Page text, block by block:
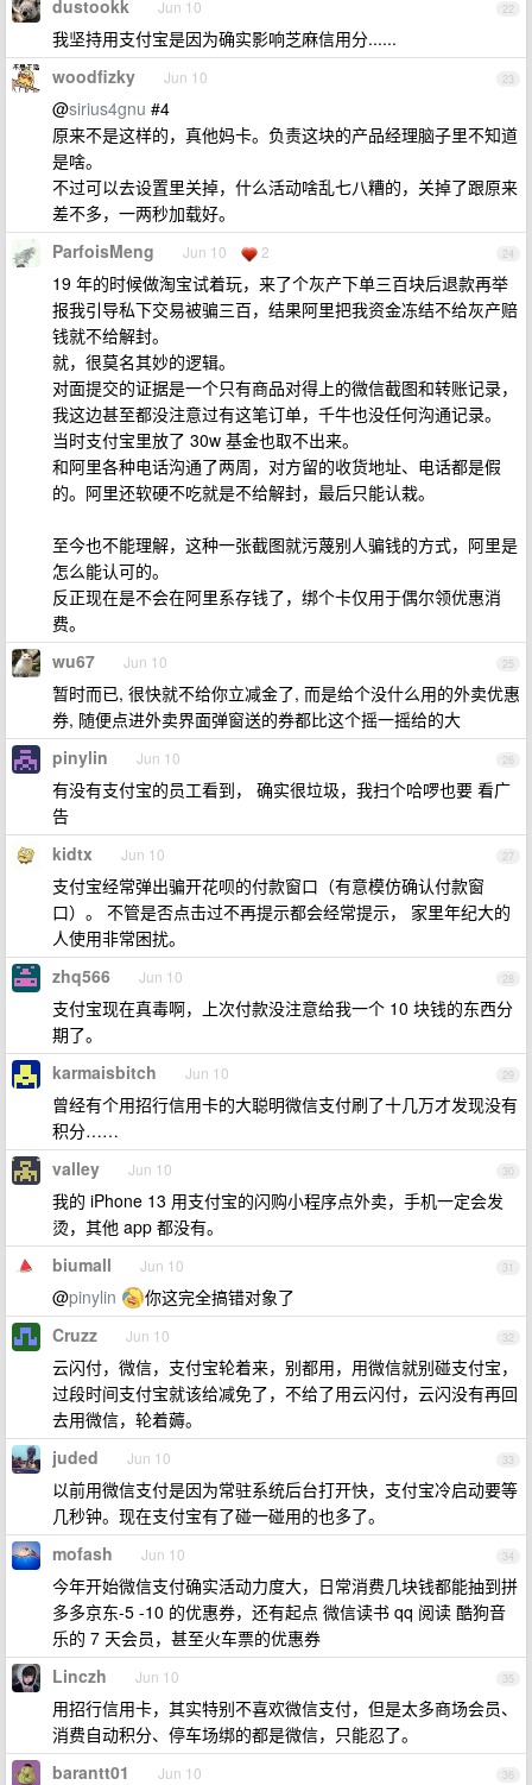
22
dustookk Jun 10
我坚持用支付宝是因为确实影响芝麻信用分......
23
woodfizky Jun 10
@sirius4gnu #4
原来不是这样的，真他妈卡。负责这块的产品经理脑子里不知道
是啥。
不过可以去设置里关掉，什么活动啥乱七八糟的，关掉了跟原来
差不多，一两秒加载好。
24
ParfoisMeng Jun 10 2
19 年的时候做淘宝试着玩，来了个灰产下单三百块后退款再举
报我引导私下交易被骗三百，结果阿里把我资金冻结不给灰产赔
钱就不给解封。
就，很莫名其妙的逻辑。
对面提交的证据是一个只有商品对得上的微信截图和转账记录，
我这边甚至都没注意过有这笔订单，千牛也没任何沟通记录。
当时支付宝里放了 30w 基金也取不出来。
和阿里各种电话沟通了两周，对方留的收货地址、电话都是假
的。阿里还软硬不吃就是不给解封，最后只能认栽。
至今也不能理解，这种一张截图就污蔑别人骗钱的方式，阿里是
怎么能认可的。
反正现在是不会在阿里系存钱了，绑个卡仅用于偶尔领优惠消
费。
25
wu67 Jun 10
暂时而已, 很快就不给你立减金了, 而是给个没什么用的外卖优惠
券, 随便点进外卖界面弹窗送的券都比这个摇一摇给的大
26
pinylin Jun 10
有没有支付宝的员工看到， 确实很垃圾，我扫个哈啰也要 看广
告
27
kidtx Jun 10
支付宝经常弹出骗开花呗的付款窗口（有意模仿确认付款窗
口）。 不管是否点击过不再提示都会经常提示， 家里年纪大的
人使用非常困扰。
28
zhq566 Jun 10
支付宝现在真毒啊，上次付款没注意给我一个 10 块钱的东西分
期了。
29
karmaisbitch Jun 10
曾经有个用招行信用卡的大聪明微信支付刷了十几万才发现没有
积分……
30
valley Jun 10
我的 iPhone 13 用支付宝的闪购小程序点外卖，手机一定会发
烫，其他 app 都没有。
31
biumall Jun 10
@pinylin 你这完全搞错对象了
32
Cruzz Jun 10
云闪付，微信，支付宝轮着来，别都用，用微信就别碰支付宝，
过段时间支付宝就该给减免了，不给了用云闪付，云闪没有再回
去用微信，轮着薅。
33
juded Jun 10
以前用微信支付是因为常驻系统后台打开快，支付宝冷启动要等
几秒钟。现在支付宝有了碰一碰用的也多了。
34
mofash Jun 10
今年开始微信支付确实活动力度大，日常消费几块钱都能抽到拼
多多京东-5 -10 的优惠券，还有起点 微信读书 qq 阅读 酷狗音
乐的 7 天会员，甚至火车票的优惠券
35
Linczh Jun 10
用招行信用卡，其实特别不喜欢微信支付，但是太多商场会员、
消费自动积分、停车场绑的都是微信，只能忍了。
36
barantt01 Jun 10